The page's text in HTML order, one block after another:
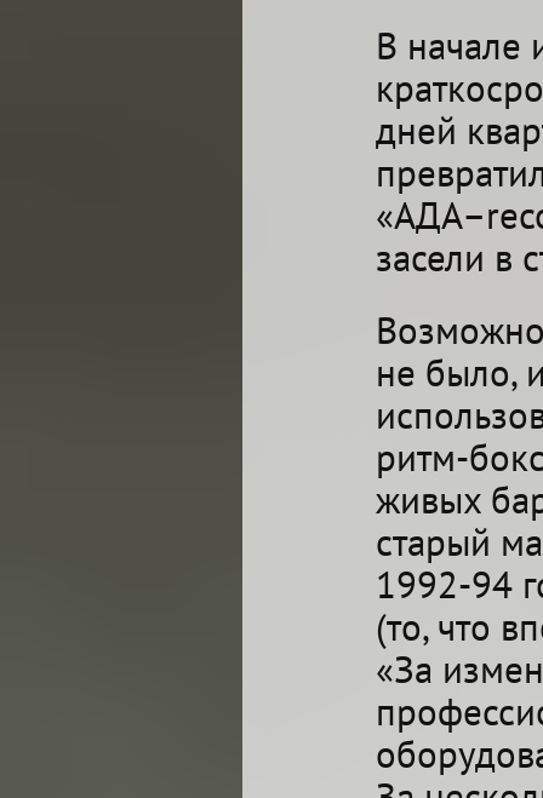
В начале
дней
засели в
не было,
ритм-
живых
старый
1992-94
(то, что
«За